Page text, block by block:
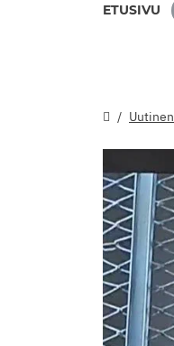
ETUSIVU
Uutinen